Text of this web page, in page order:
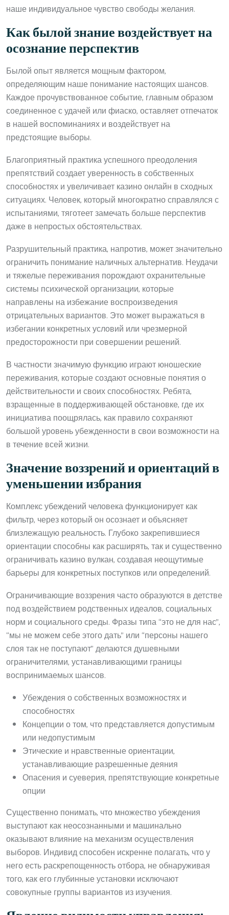
наше индивидуальное чувство свободы желания.
Как былой знание воздействует на
осознание перспектив
Былой опыт является мощным фактором,
определяющим наше понимание настоящих шансов.
Каждое прочувствованное событие, главным образом
соединенное с удачей или фиаско, оставляет отпечаток
в нашей воспоминаниях и воздействует на
предстоящие выборы.
Благоприятный практика успешного преодоления
препятствий создает уверенность в собственных
способностях и увеличивает казино онлайн в сходных
ситуациях. Человек, который многократно справлялся с
испытаниями, тяготеет замечать больше перспектив
даже в непростых обстоятельствах.
Разрушительный практика, напротив, может значительно
ограничить понимание наличных альтернатив. Неудачи
и тяжелые переживания порождают охранительные
системы психической организации, которые
направлены на избежание воспроизведения
отрицательных вариантов. Это может выражаться в
избегании конкретных условий или чрезмерной
предосторожности при совершении решений.
В частности значимую функцию играют юношеские
переживания, которые создают основные понятия о
действительности и своих способностях. Ребята,
взращенные в поддерживающей обстановке, где их
инициатива поощрялась, как правило сохраняют
большой уровень убежденности в свои возможности на
в течение всей жизни.
Значение воззрений и ориентаций в
уменьшении избрания
Комплекс убеждений человека функционирует как
фильтр, через который он осознает и объясняет
близлежащую реальность. Глубоко закрепившиеся
ориентации способны как расширять, так и существенно
ограничивать казино вулкан, создавая неощутимые
барьеры для конкретных поступков или определений.
Ограничивающие воззрения часто образуются в детстве
под воздействием родственных идеалов, социальных
норм и социального среды. Фразы типа “это не для нас”,
“мы не можем себе этого дать” или “персоны нашего
слоя так не поступают” делаются душевными
ограничителями, устанавливающими границы
воспринимаемых шансов.
Убеждения о собственных возможностях и
способностях
Концепции о том, что представляется допустимым
или недопустимым
Этические и нравственные ориентации,
устанавливающие разрешенные деяния
Опасения и суеверия, препятствующие конкретные
опции
Существенно понимать, что множество убеждения
выступают как неосознанными и машинально
оказывают влияние на механизм осуществления
выборов. Индивид способен искренне полагать, что у
него есть раскрепощенность отбора, не обнаруживая
того, как его глубинные установки исключают
совокупные группы вариантов из изучения.